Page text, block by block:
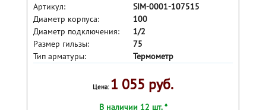
Артикул:
SIM-0001-107515
Диаметр корпуса:
100
Диаметр подключения:
1/2
Размер гильзы:
75
Тип арматуры:
Термометр
Цена: 1 055 руб.
В наличии 12 шт. *